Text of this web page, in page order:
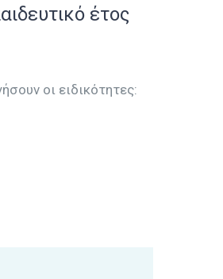
έτος
οι ειδικότητες: